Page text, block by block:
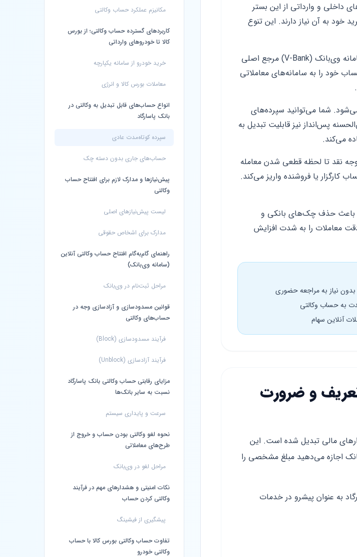
مکانیزم عملکرد حساب وکالتی
کاربردهای گسترده حساب وکالتی؛ از بورس
کالا تا خودروهای وارداتی
خرید خودرو از سامانه یکپارچه
معاملات بورس کالا و انرژی
انواع حساب‌های قابل تبدیل به وکالتی در
بانک پاسارگاد
سپرده کوتاه‌مدت عادی
حساب‌های جاری بدون دسته چک
پیش‌نیازها و مدارک لازم برای افتتاح حساب
وکالتی
لیست پیش‌نیازهای اصلی
مدارک برای اشخاص حقوقی
راهنمای گام‌به‌گام افتتاح حساب وکالتی آنلاین
(سامانه وی‌بانک)
مراحل ثبت‌نام در وی‌بانک
قوانین مسدودسازی و آزادسازی وجه در
حساب‌های وکالتی
فرآیند مسدودسازی (Block)
فرآیند آزادسازی (Unblock)
مزایای رقابتی حساب وکالتی بانک پاسارگاد
نسبت به سایر بانک‌ها
سرعت و پایداری سیستم
نحوه لغو وکالتی بودن حساب و خروج از
طرح‌های معاملاتی
مراحل لغو در وی‌بانک
نکات امنیتی و هشدارهای مهم در فرآیند
وکالتی کردن حساب
پیشگیری از فیشینگ
تفاوت حساب وکالتی بورس کالا با حساب
وکالتی خودرو
داخلی و وارداتی از این بستر
خود به آن نیاز دارند. این تنوع
بانک پاسارگاد فرآیند سنتی و حضوری را به طور کامل حذف کرده است. سامانه وی‌بانک (V-Bank) مرجع اصلی
خود را به سامانه‌های معاملاتی
شما می‌توانید سپرده‌های
پس‌انداز نیز قابلیت تبدیل به
می‌کند.
نقد تا لحظه قطعی شدن معامله
یا فروشنده واریز می‌کند.
باعث حذف چک‌های بانکی و
معاملات را به شدت افزایش
به حساب وکالتی
آنلاین سهام
و ضرورت
ابزارهای مالی تبدیل شده است. این
اجازه می‌دهید مبلغ مشخصی را
به عنوان پیشرو در خدمات